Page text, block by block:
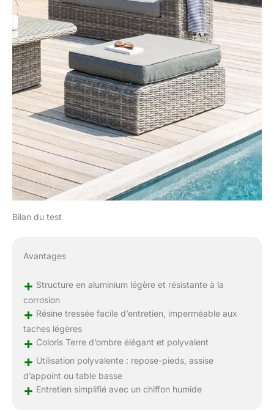
Bilan du test
Avantages
+ Structure en aluminium légère et résistante à la
corrosion
+ Résine tressée facile d’entretien, imperméable aux
taches légères
+ Coloris Terre d’ombre élégant et polyvalent
+ Utilisation polyvalente : repose-pieds, assise
d’appoint ou table basse
+ Entretien simplifié avec un chiffon humide